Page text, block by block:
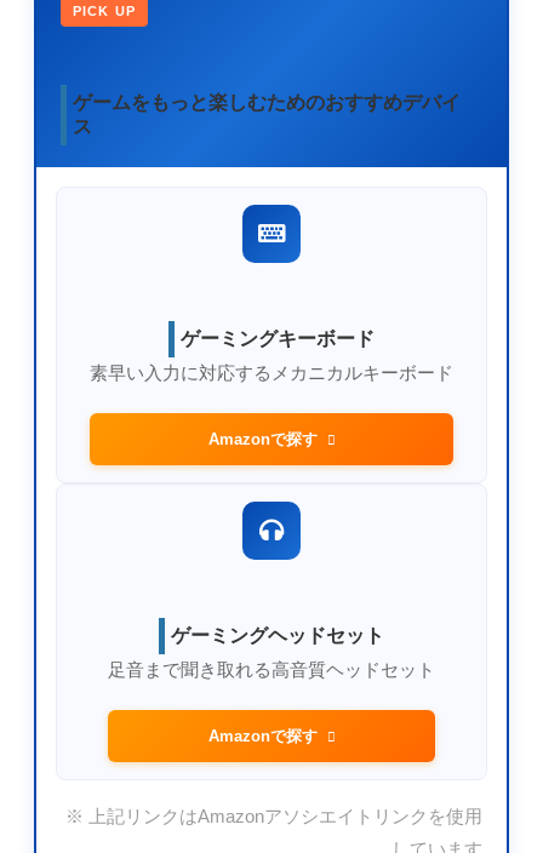
PICK UP
ゲームをもっと楽しむためのおすすめデバイ
ス
ゲーミングキーボード
素早い入力に対応するメカニカルキーボード
Amazonで探す
ゲーミングヘッドセット
足音まで聞き取れる高音質ヘッドセット
Amazonで探す
※ 上記リンクはAmazonアソシエイトリンクを使用
しています